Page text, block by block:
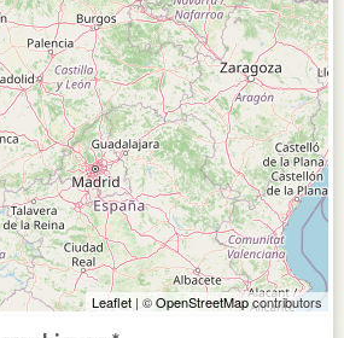
Leaflet| ©OpenStreetMapcontributors